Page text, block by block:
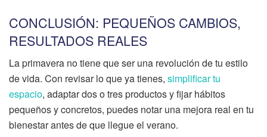
CONCLUSIÓN: PEQUEÑOS CAMBIOS,
RESULTADOS REALES
La primavera no tiene que ser una revolución de tu estilo
de vida. Con revisar lo que ya tienes, simplificar tu
espacio, adaptar dos o tres productos y fijar hábitos
pequeños y concretos, puedes notar una mejora real en tu
bienestar antes de que llegue el verano.